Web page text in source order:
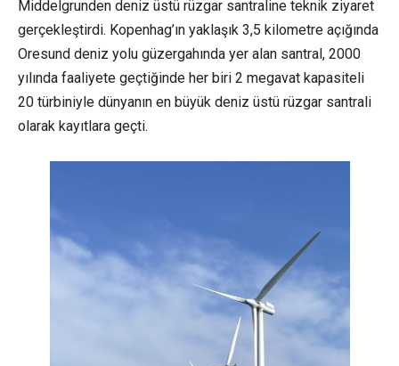
Middelgrunden deniz üstü rüzgar santraline teknik ziyaret
gerçekleştirdi. Kopenhag’ın yaklaşık 3,5 kilometre açığında
Oresund deniz yolu güzergahında yer alan santral, 2000
yılında faaliyete geçtiğinde her biri 2 megavat kapasiteli
20 türbiniyle dünyanın en büyük deniz üstü rüzgar santrali
olarak kayıtlara geçti.